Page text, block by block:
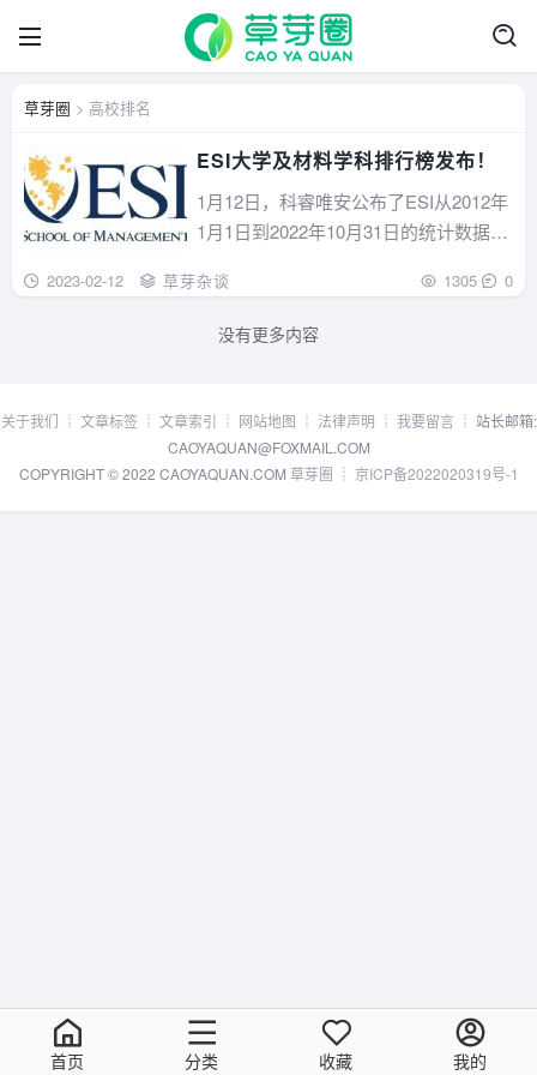
草芽圈 > 高校排名
ESI大学及材料学科排行榜发布！
1月12日，科睿唯安公布了ESI从2012年
1月1日到2022年10月31日的统计数据。
2023-02-12 草芽杂谈 1305 0
没有更多内容
关于我们 ┊ 文章标签┊ 文章索引 ┊ 网站地图 ┊ 法律声明 ┊ 我要留言┊ 站长邮箱:
CAOYAQUAN@FOXMAIL.COM
COPYRIGHT © 2022 CAOYAQUAN.COM 草芽圈 ┊ 京ICP备2022020319号-1
首页 分类 收藏 我的